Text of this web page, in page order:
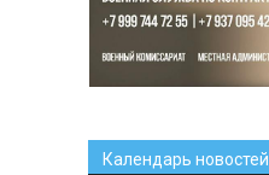
Календарь новостей